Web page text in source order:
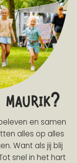
en samen
alles op alles
Want als jij blij
snel in het hart